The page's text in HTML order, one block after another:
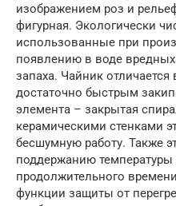
изображением роз и
фигурная. Экологически
использованные при
появлению в воде
запаха. Чайник
достаточно быстрым
элемента – закрытая
керамическими стенками
бесшумную работу. Также
поддержанию
продолжительного
функции защиты от